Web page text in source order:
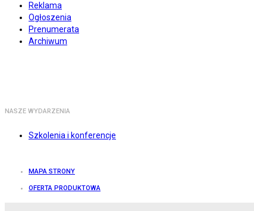
Reklama
Ogłoszenia
Prenumerata
Archiwum
NASZE WYDARZENIA
Szkolenia i konferencje
MAPA STRONY
OFERTA PRODUKTOWA